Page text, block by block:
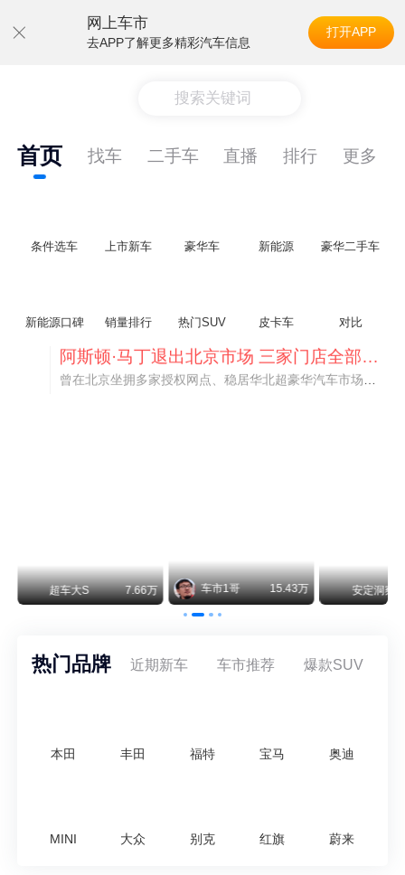
网上车市
去APP了解更多精彩汽车信息
打开APP
搜索关键词
首页 找车 二手车 直播 排行 更多
条件选车 上市新车 豪华车 新能源 豪华二手车
新能源口碑 销量排行 热门SUV 皮卡车 对比
不要伤了余承东的心！不内卷价格的华为，弥足珍贵！
纵观鸿蒙智行一路走来的发展路径，很难得地走出了一条和当下车市截然不同的道路：不靠降价走量、不参与低端价格厮杀，始终以技术迭代、架构创新、智能化体验升级、整车品质突破作为核心驱动力，稳步实现产品价值向上、品牌价格带稳步攀升。
安定洞察 8.07万 智电出行 8.54万 智电出行
热门品牌 近期新车 车市推荐 爆款SUV
本田 丰田 福特 宝马 奥迪
MINI 大众 别克 红旗 蔚来